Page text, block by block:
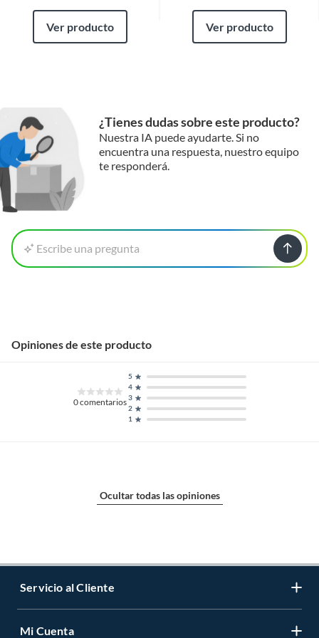
Ver producto Ver producto
¿Tienes dudas sobre este producto?
Nuestra IA puede ayudarte. Si no
encuentra una respuesta, nuestro equipo
te responderá.
Escribe una pregunta
Opiniones de este producto
0comentarios
1
2
3
4
5
Ocultar todas las opiniones
Servicio al Cliente
Contáctanos
Mi Cuenta